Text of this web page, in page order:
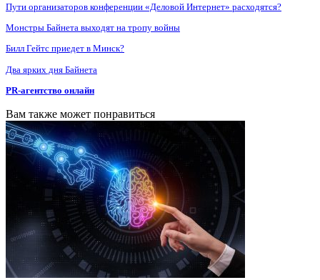
Пути организаторов конференции «Деловой Интернет» расходятся?
Монстры Байнета выходят на тропу войны
Билл Гейтс приедет в Минск?
Два ярких дня Байнета
PR-агентство онлайн
Вам также может понравиться